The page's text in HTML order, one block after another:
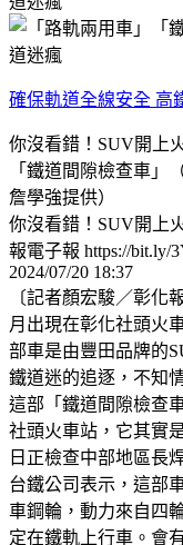
確保軌道全線安全 高
你沒看錯！SUV開上
「鐵道間隙檢查車」
詹學強提供）
你沒看錯！SUV開上
報電子報 https://bit.ly/
2024/07/20 18:37
〔記者顏宏駿／彰化
月出現在彰化社頭火
部車是由豐田品牌的
鐵道迷的追逐，不知
這部「鐵道間隙檢查
社頭火車站，它其實
日正檢查中部地區長
台鐵公司表示，這部
車鋼輪，動力來自四
定在鐵軌上行車。會